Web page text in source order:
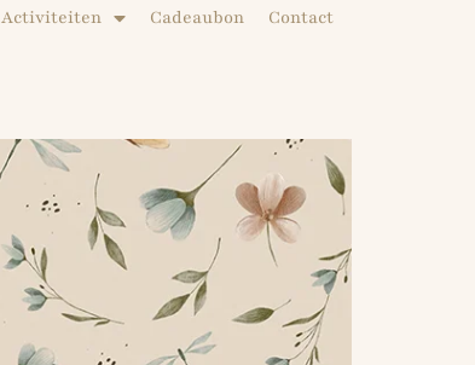
Activiteiten Cadeaubon Contact